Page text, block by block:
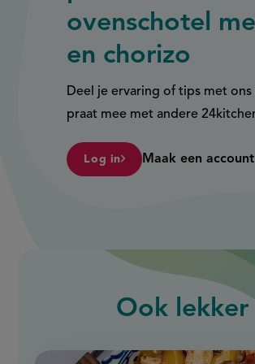
ovenschotel
en chorizo
Deel je ervaring of tips met ons
praat mee met andere
Log in Maak een
Ook lekker